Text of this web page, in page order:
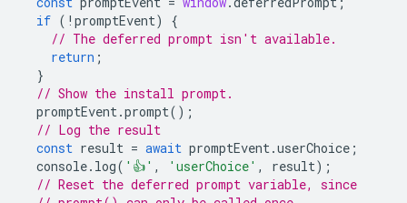
if ( ! promptEvent)
{
// The deferred prompt isn't available.
return ;
}
// Show the install prompt.
promptEvent.prompt();
// Log the result
const result = await promptEvent.userChoice ;
console. log( '👍' , 'userChoice' , result);
// Reset the deferred prompt variable, since